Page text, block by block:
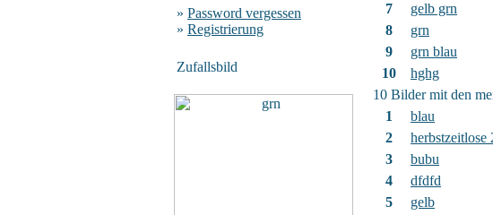
» Password vergessen
» Registrierung
Zufallsbild
7
gelb grn
8
grn
9
grn blau
10
hghg
10 Bilder mit den
1
blau
2
herbstzeitlose
3
bubu
4
dfdfd
5
gelb